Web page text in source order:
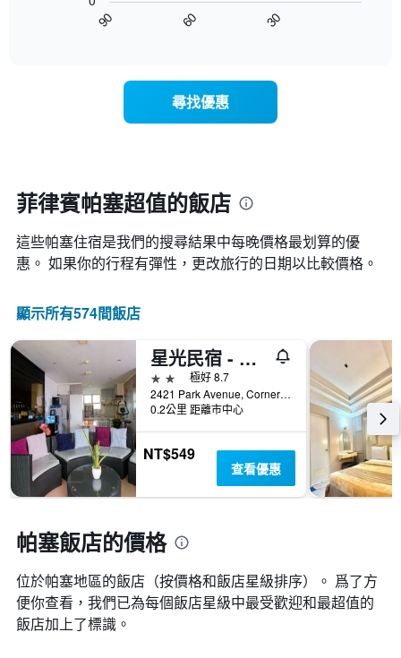
表
具
有
1
條
軸，
顯
去
三
天
內
找
到
的
間
平
均
價
格。
1
X
軸，
顯
按
星
級
分
類
的
飯
店
類
別。
此
圖
有
條
Y
軸，
顯
近，
房
的
變
況。
圖
表
有
個
X
軸，
顯
示
距
預
訂
期
的
天
數
90 60 30
尋找優惠
菲律賓帕塞超值的飯店
這些帕塞​住宿是我們的搜尋結果中每晚價格最划算的優
惠。 如果你的行程有彈性，更改旅行的日期以比較價格。
顯示所有574間飯店
星光民宿 - 帕謝
2星級
極好 8.7
2421 Park Avenue, Corner A. Arnaiz Avenue, Pasay City, 帕塞, 菲律賓
0.2公里 距離市中心
NT$549
查看優惠
帕塞飯店的價格
位於帕塞​地區的飯店（按價格和飯店星級排序）。 爲了方
便你查看，我們已為每個飯店星級中最受歡迎和最超值的
飯店加上了標識。